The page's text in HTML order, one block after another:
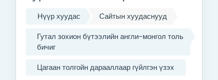
Нүүр хуудас
Сайтын хуудаснууд
Гутал зохион бүтээлийн англи-монгол толь
бичиг
Цагаан толгойн дарааллаар гүйлгэн үзэх